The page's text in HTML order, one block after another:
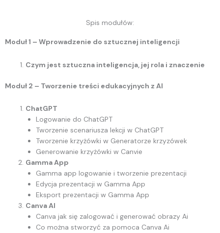
Spis modułów:
Moduł 1 – Wprowadzenie do sztucznej inteligencji
Czym jest sztuczna inteligencja, jej rola i znaczenie
Moduł 2 – Tworzenie treści edukacyjnych z AI
ChatGPT
Logowanie do ChatGPT
Tworzenie scenariusza lekcji w ChatGPT
Tworzenie krzyżówki w Generatorze krzyzówek
Generowanie krzyżówki w Canvie
Gamma App
Gamma app logowanie i tworzenie prezentacji
Edycja prezentacji w Gamma App
Eksport prezentacji w Gamma App
Canva AI
Canva jak się zalogować i generować obrazy Ai
Co można stworzyć za pomoca Canva Ai